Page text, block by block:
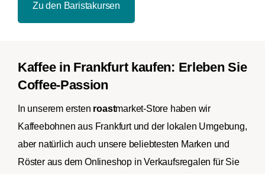
Zu den Baristakursen
Kaffee in Frankfurt kaufen: Erleben Sie
Coffee-Passion
In unserem ersten roastmarket-Store haben wir
Kaffeebohnen aus Frankfurt und der lokalen Umgebung,
aber natürlich auch unsere beliebtesten Marken und
Röster aus dem Onlineshop in Verkaufsregalen für Sie